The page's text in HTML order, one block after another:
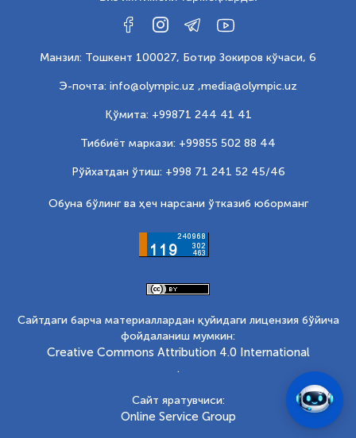
Манзил: Тошкент 100027, Ботир Зокиров кўчаси, 6
Э-почта: info@olympic.uz ,media@olympic.uz
Қўмита: +99871 244 41 41
Тиббиёт маркази: +99855 502 88 44
Рўйхатдан ўтиш: +998 71 241 52 45/46
Обуна бўлинг ва ҳеч нарсани ўтказиб юборманг
Сайтдаги барча материаллардан қуйидаги лицензия бўйича
фойдаланиш мумкин:
Creative Commons Attribution 4.0 International
.
Сайт яратувчиси:
Online Service Group